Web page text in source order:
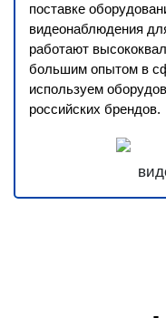
поставке
видеонаблюдения
работают
большим опытом в
используем
российских брендов.